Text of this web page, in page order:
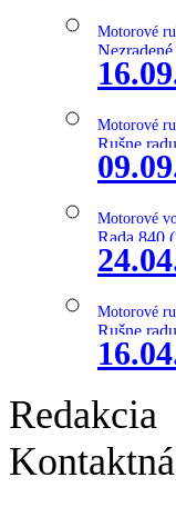
Motorové
Motorové
Rušne
Motorové
Rada 840
Motorové
Rušne
Redakcia